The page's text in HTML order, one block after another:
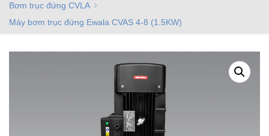
Bơm trục đứng CVLA
Máy bơm trục đứng Ewala CVAS 4-8 (1.5KW)